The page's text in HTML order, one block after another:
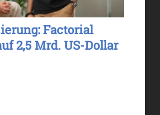
Factorial
2,5 Mrd. US-Dollar